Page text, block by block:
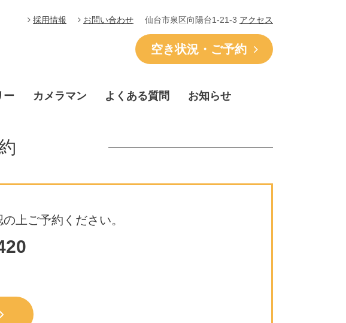
採用情報 お問い合わせ 仙台市泉区向陽台1-21-3 アクセス
空き状況・ご予約
ー カメラマン よくある質問 お知らせ
上ご予約ください。